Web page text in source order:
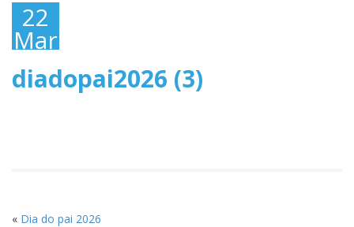
22
Março,
2026
diadopai2026 (3)
« Dia do pai 2026